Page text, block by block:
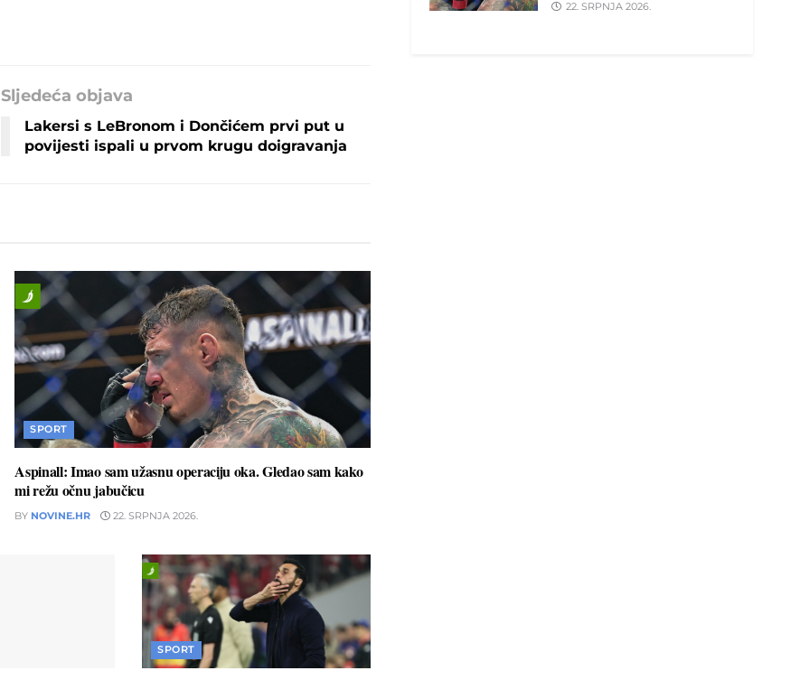
Sljedeća objava
Lakersi s LeBronom i Dončićem prvi put u
povijesti ispali u prvom krugu doigravanja
SPORT
Aspinall: Imao sam užasnu operaciju oka. Gledao sam kako
mi režu očnu jabučicu
BY NOVINE.HR 22. SRPNJA 2026.
SPORT
22. SRPNJA 2026.